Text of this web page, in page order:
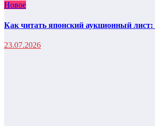
Новое
Как читать японский аукционный лист:
23.07.2026